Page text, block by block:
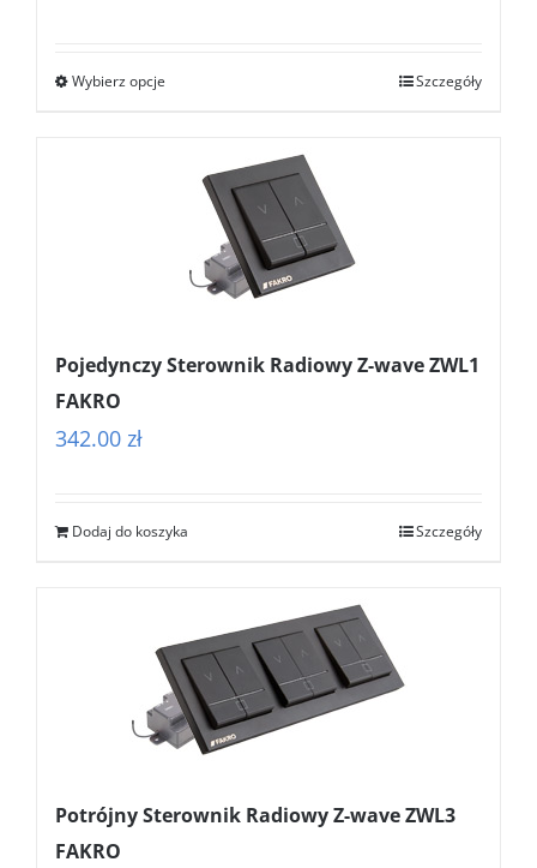
399.00 zł
Wybierz opcje Szczegóły
Pojedynczy Sterownik Radiowy Z-wave ZWL1
FAKRO
342.00 zł
Dodaj do koszyka Szczegóły
Potrójny Sterownik Radiowy Z-wave ZWL3
FAKRO